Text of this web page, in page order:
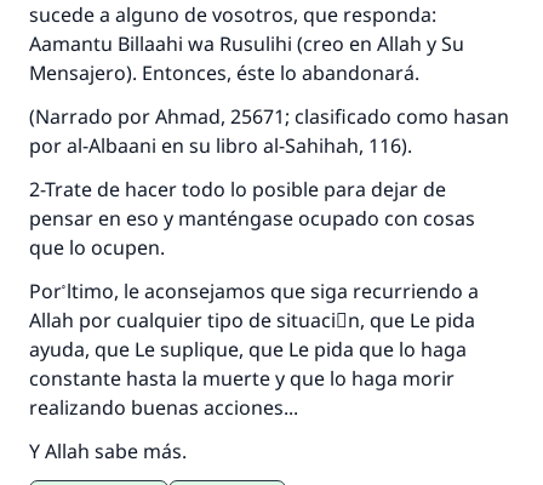
sucede a alguno de vosotros, que responda:
Aamantu Billaahi wa Rusulihi (creo en Allah y Su
Mensajero). Entonces, éste lo abandonará.
(Narrado por Ahmad, 25671; clasificado como hasan
por al-Albaani en su libro al-Sahihah, 116).
2-Trate de hacer todo lo posible para dejar de
pensar en eso y manténgase ocupado con cosas
que lo ocupen.
Por ْltimo, le aconsejamos que siga recurriendo a
Allah por cualquier tipo de situaciَn, que Le pida
ayuda, que Le suplique, que Le pida que lo haga
constante hasta la muerte y que lo haga morir
realizando buenas acciones...
Y Allah sabe más.